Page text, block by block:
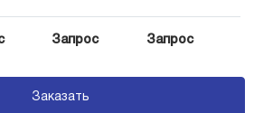
Запрос Запрос
Заказать